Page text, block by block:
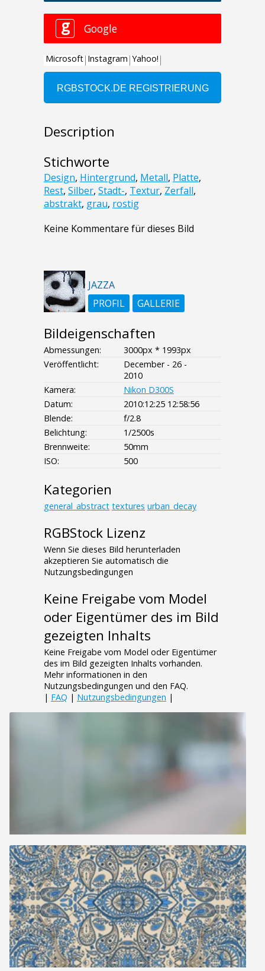
Description
Stichworte
Design, Hintergrund, Metall, Platte,
Rest, Silber, Stadt-, Textur, Zerfall,
abstrakt, grau, rostig
Keine Kommentare für dieses Bild
JAZZA
PROFIL
GALLERIE
Bildeigenschaften
Abmessungen:
3000px * 1993px
Veröffentlicht:
December - 26 -
2010
Kamera:
Nikon D300S
Datum:
2010:12:25 12:58:56
Blende:
f/2.8
Belichtung:
1/2500s
Brennweite:
50mm
ISO:
500
Kategorien
general_abstract textures urban_decay
RGBStock Lizenz
Wenn Sie dieses Bild herunterladen
akzeptieren Sie automatisch die
Nutzungsbedingungen
Keine Freigabe vom Model
oder Eigentümer des im Bild
gezeigten Inhalts
Keine Freigabe vom Model oder Eigentümer
des im Bild gezeigten Inhalts vorhanden.
Mehr informationen in den
Nutzungsbedingungen und den FAQ.
| FAQ | Nutzungsbedingungen |